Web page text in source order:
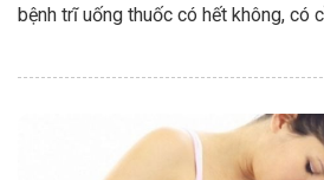
bệnh trĩ uống thuốc có hết không, có